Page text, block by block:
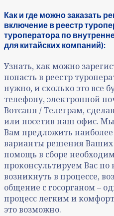
Как и где можно заказать
включение в реестр
туроператора по
для китайских компаний):
Узнать, как можно
попасть в реестр
нужно, и сколько это все
телефону, электронной
Вотсапп / Телеграм,
или посетив наш офис.
Вам предложить
варианты решения
помощь в сборе
проконсультируем Вас по
возникнуть в процессе,
общение с госорганом –
процесс легким и
это возможно.